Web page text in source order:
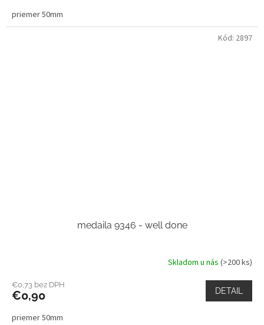
priemer 50mm
medaila 9346 - well done
Skladom u nás (>200 ks)
€0,73 bez DPH
€0,90 DETAIL
priemer 50mm
Kód: 2897